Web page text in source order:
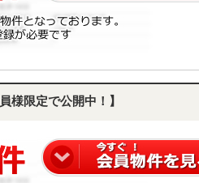
様限定で公開中！】